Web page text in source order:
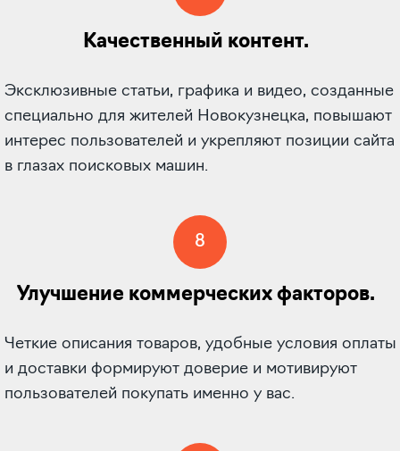
Качественный контент.
Эксклюзивные статьи, графика и видео, созданные
специально для жителей Новокузнецка, повышают
интерес пользователей и укрепляют позиции сайта
в глазах поисковых машин.
8
Улучшение коммерческих факторов.
Четкие описания товаров, удобные условия оплаты
и доставки формируют доверие и мотивируют
пользователей покупать именно у вас.